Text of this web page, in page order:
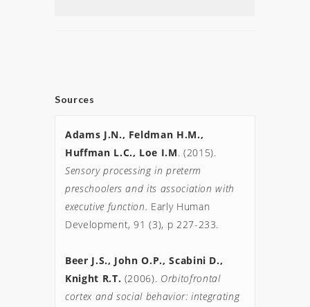
Sources
Adams J.N., Feldman H.M.,
Huffman L.C., Loe I.M
Sensory processing in preterm
preschoolers and its association with
executive function. Early Human
Development, 91 (3), p 227-233.
Beer J.S., John O.P., Scabini D.,
Knight R.T. (2006). Orbitofrontal
cortex and social behavior: integrating